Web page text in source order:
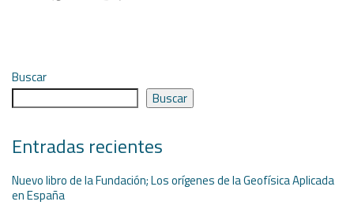
Buscar
Buscar
Entradas recientes
Nuevo libro de la Fundación; Los orígenes de la Geofísica Aplicada
en España